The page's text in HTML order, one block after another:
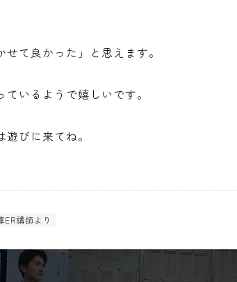
て良かった」と思えます。
いるようで嬉しいです。
びに来てね。
ER講師より